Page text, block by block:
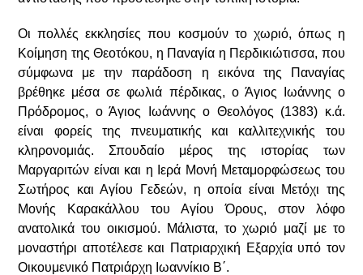
Οι πολλές εκκλησίες που κοσμούν το χωριό, όπως η
Κοίμηση της Θεοτόκου, η Παναγία η Περδικιώτισσα, που
σύμφωνα με την παράδοση η εικόνα της Παναγίας
βρέθηκε μέσα σε φωλιά πέρδικας, ο Άγιος Ιωάννης ο
Πρόδρομος, ο Άγιος Ιωάννης ο Θεολόγος (1383) κ.ά.
είναι φορείς της πνευματικής και καλλιτεχνικής του
κληρονομιάς. Σπουδαίο μέρος της ιστορίας των
Μαργαριτών είναι και η Ιερά Μονή Μεταμορφώσεως του
Σωτήρος και Αγίου Γεδεών, η οποία είναι Μετόχι της
Μονής Καρακάλλου του Αγίου Όρους, στον λόφο
ανατολικά του οικισμού. Μάλιστα, το χωριό μαζί με το
μοναστήρι αποτέλεσε και Πατριαρχική Εξαρχία υπό τον
Οικουμενικό Πατριάρχη Ιωαννίκιο Β΄.